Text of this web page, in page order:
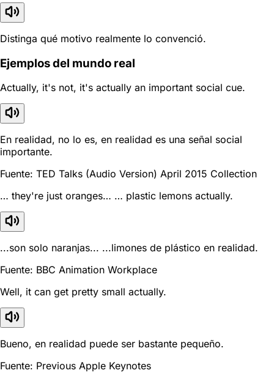
Distinga qué motivo realmente lo convenció.
Ejemplos del mundo real
Actually, it's not, it's actually an important social cue.
En realidad, no lo es, en realidad es una señal social
importante.
Fuente: TED Talks (Audio Version) April 2015 Collection
… they're just oranges… … plastic lemons actually.
...son solo naranjas... ...limones de plástico en realidad.
Fuente: BBC Animation Workplace
Well, it can get pretty small actually.
Bueno, en realidad puede ser bastante pequeño.
Fuente: Previous Apple Keynotes